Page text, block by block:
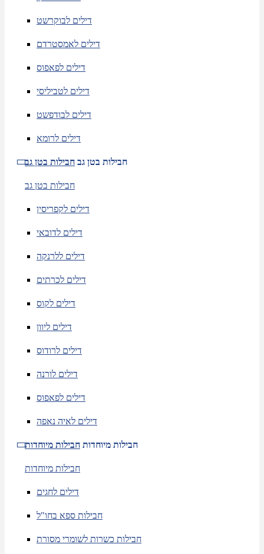
דילים לבוקרשט
דילים לאמסטרדם
דילים לפאפוס
דילים לטביליסי
דילים לבודפשט
דילים לרומא
חבילות בטן גב חבילות בטן גב
חבילות בטן גב
דילים לקפריסין
דילים לדובאי
דילים ללרנקה
דילים לכרתים
דילים לקוס
דילים ליוון
דילים לרודוס
דילים לורנה
דילים לפאפוס
דילים לאיה נאפה
חבילות מיוחדות חבילות מיוחדות
חבילות מיוחדות
דילים לחגים
חבילות ספא בחו"ל
חבילות כשרות לשומרי מסורת